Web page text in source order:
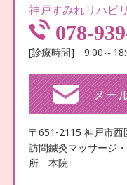
神戸すみれリハビ
078-
[診療時間] 9:00～
メー
〒651-2115 神戸市
訪問鍼灸マッサージ
所 本院